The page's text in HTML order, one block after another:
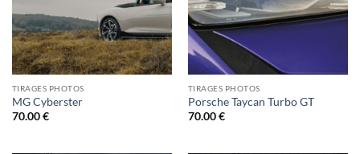
TIRAGES PHOTOS
MG Cyberster
70.00€
TIRAGES PHOTOS
Porsche Taycan Turbo GT
70.00€